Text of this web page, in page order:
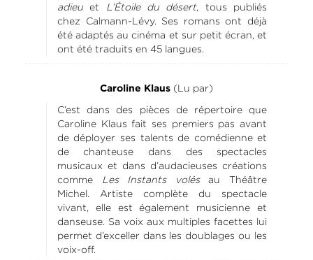
adieuet L’Étoile du désert, tous publiés
chez Calmann-Lévy. Ses romans ont déjà
été adaptés au cinéma et sur petit écran, et
ont été traduits en 45 langues.
Caroline Klaus (Lu par)
C’est dans des pièces de répertoire que
Caroline Klaus fait ses premiers pas avant
de déployer ses talents de comédienne et
de chanteuse dans des spectacles
musicaux et dans d’audacieuses créations
comme Les Instants volésau Théâtre
Michel. Artiste complète du spectacle
vivant, elle est également musicienne et
danseuse. Sa voix aux multiples facettes lui
permet d’exceller dans les doublages ou les
voix-off.